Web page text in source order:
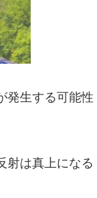
発生する可能性
射は真上になる